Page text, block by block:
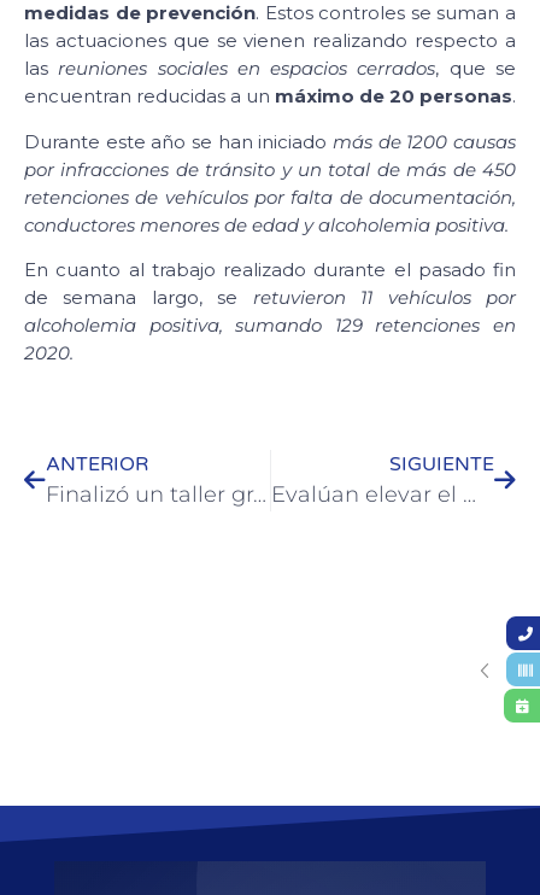
medidas de prevención. Estos controles se suman a
las actuaciones que se vienen realizando respecto a
lasreuniones sociales en espacios cerrados, que se
encuentran reducidas a un máximo de 20 personas.
Durante este año se han iniciado más de 1200 causas
por infracciones de tránsito y un total de más de 450
retenciones de vehículos por falta de documentación,
conductores menores de edad y alcoholemia positiva.
En cuanto al trabajo realizado durante el pasado fin
de semana largo, se retuvieron 11 vehículos por
alcoholemia positiva, sumando 129 retenciones en
2020.
ANTERIOR
Finalizó un taller gratuito municipal de lectura braille
SIGUIENTE
Evalúan elevar el monto de las multas por infracciones de tránsito